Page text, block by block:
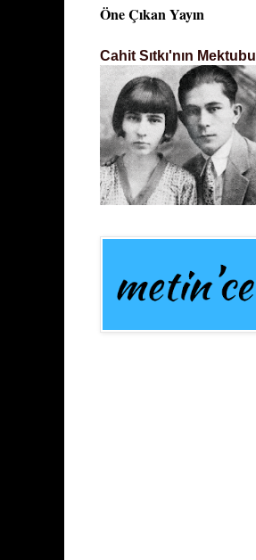
Öne Çıkan Yayın
Cahit Sıtkı'nın Mektubu